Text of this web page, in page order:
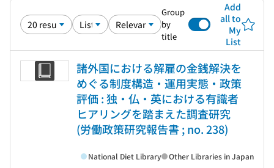
Group
by
title
Add
all to
My
List
諸外国における解雇の金銭解決を
めぐる制度構造・運用実態・政策
評価 : 独・仏・英における有識者
ヒアリングを踏まえた調査研究
(労働政策研究報告書 ; no. 238)
National Diet Library Other Libraries in Japan